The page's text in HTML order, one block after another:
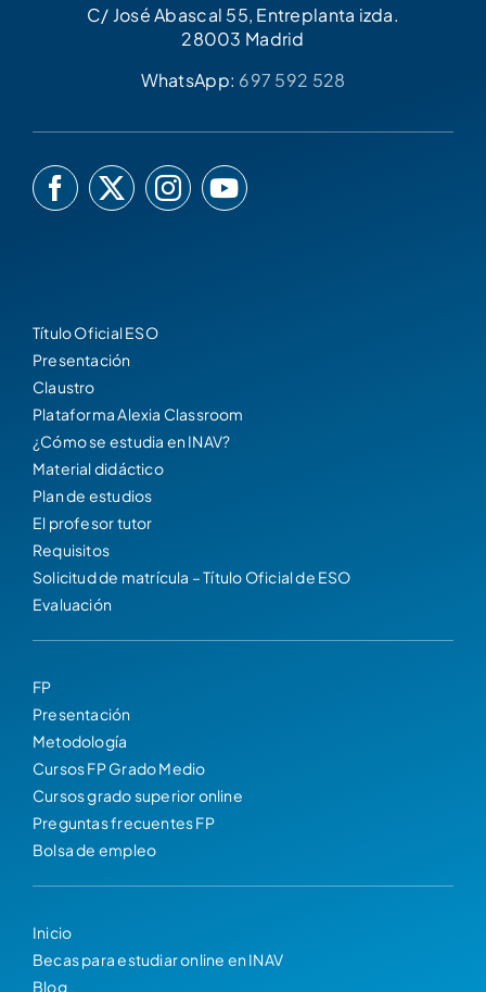
C/ José Abascal 55, Entreplanta izda.
28003 Madrid
WhatsApp: 697 592 528
Título Oficial ESO
Presentación
Claustro
Plataforma Alexia Classroom
¿Cómo se estudia en INAV?
Material didáctico
Plan de estudios
El profesor tutor
Requisitos
Solicitud de matrícula – Título Oficial de ESO
Evaluación
FP
Presentación
Metodología
Cursos FP Grado Medio
Cursos grado superior online
Preguntas frecuentes FP
Bolsa de empleo
Inicio
Becas para estudiar online en INAV
Blog